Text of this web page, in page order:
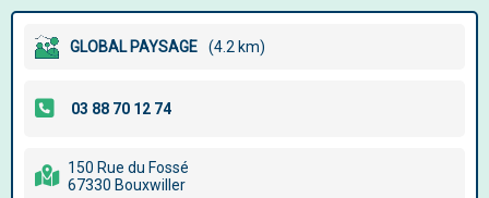
GLOBAL PAYSAGE (4.2 km)
150 Rue du Fossé
67330 Bouxwiller